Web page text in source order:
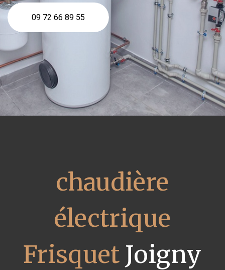
09 72 66 89 55
chaudière
électrique
Frisquet Joigny